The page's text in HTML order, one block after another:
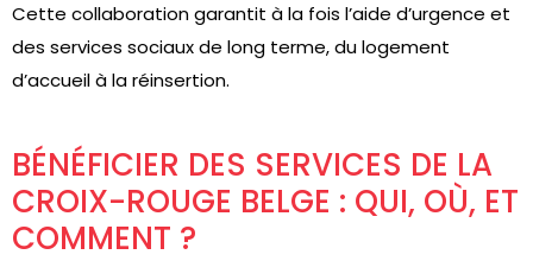
Cette collaboration garantit à la fois l’aide d’urgence et
des services sociaux de long terme, du logement
d’accueil à la réinsertion.
BÉNÉFICIER DES SERVICES DE LA
CROIX-ROUGE BELGE : QUI, OÙ, ET
COMMENT ?